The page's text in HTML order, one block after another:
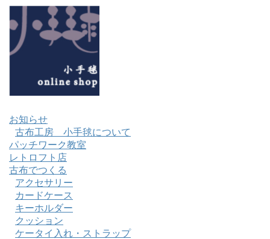
お知らせ
古布工房 小手毬について
パッチワーク教室
レトロフト店
古布でつくる
アクセサリー
カードケース
キーホルダー
クッション
ケータイ入れ・ストラップ